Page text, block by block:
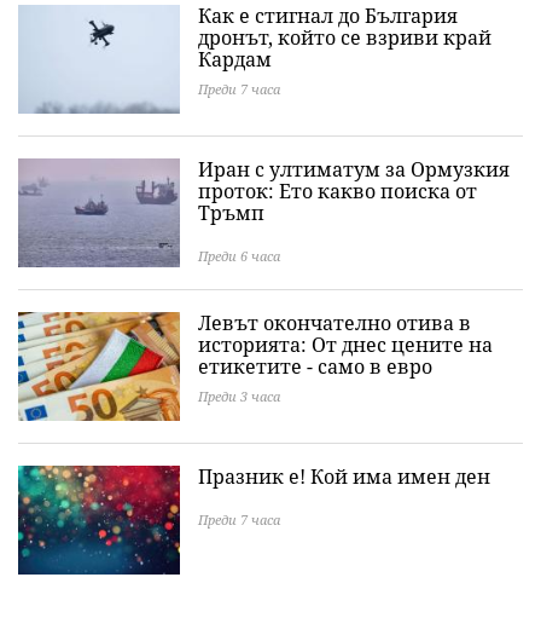
Как е стигнал до България
дронът, който се взриви край
Кардам
Преди 7 часа
Иран с ултиматум за Ормузкия
проток: Ето какво поиска от
Тръмп
Преди 6 часа
Левът окончателно отива в
историята: Oт днес цените на
етикетите - само в евро
Преди 3 часа
Празник е! Кой има имен ден
Преди 7 часа